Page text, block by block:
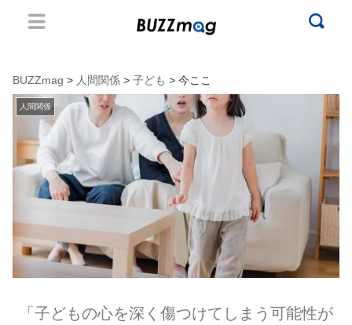
BUZZmag > 人間関係 > 子ども > 今ここ
人間関係
「子どもの心を深く傷つけてしまう可能性が